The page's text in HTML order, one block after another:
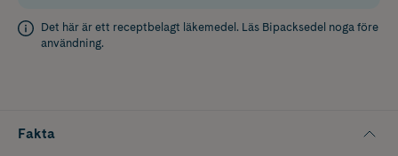
Det här är ett receptbelagt läkemedel. Läs Bipacksedel noga före
användning.
Fakta